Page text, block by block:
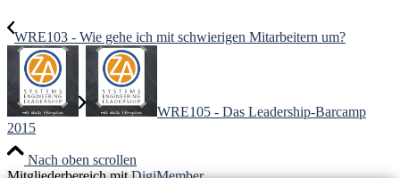
WRE103 - Wie gehe ich mit schwierigen Mitarbeitern um?
WRE105 - Das Leadership-Barcamp
2015
Nach oben scrollen